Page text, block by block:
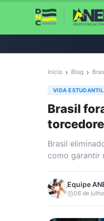
Início › Blog ›
VIDA ESTUDANTIL
Brasil
Brasil
como garantir
Equipe
06 de